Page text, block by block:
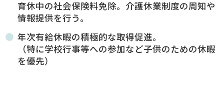
育休中の社会保険料免除。介護休業制度の周知や
情報提供を行う。
年次有給休暇の積極的な取得促進。
（特に学校行事等への参加など子供のための休暇
を優先）